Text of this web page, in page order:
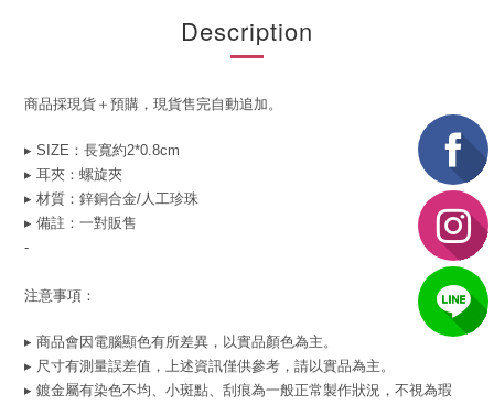
Description
商品採現貨＋預購，現貨售完自動追加。
▸ SIZE：長寬約2*0.8cm
▸ 耳夾 ：螺旋夾
▸ 材質：鋅銅合金/人工珍珠
▸ 備註：一對販售
-
注意事項：
▸ 商品會因電腦顯色有所差異，以實品顏色為主。
▸ 尺寸有測量誤差值，上述資訊僅供參考，請以實品為主。
▸ 鍍金屬有染色不均、小斑點、刮痕為一般正常製作狀況，不視為瑕